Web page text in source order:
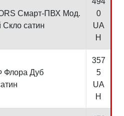
Смарт-ПВХ Мод.
Скло сатин
0
UA
H
Флора Дуб
357
5
UA
H